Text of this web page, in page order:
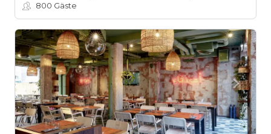
800 Gäste